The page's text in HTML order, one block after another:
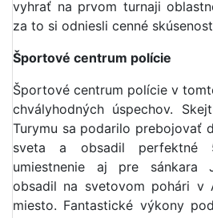
vyhrať na prvom turnaji
za to si odniesli cenné
Športové centrum polície
Športové centrum polície v
chvályhodných úspechov.
Turymu sa podarilo prebojovať
sveta a obsadil perfektné
umiestnenie aj pre sánkara
obsadil na svetovom pohári v
miesto. Fantastické výkony